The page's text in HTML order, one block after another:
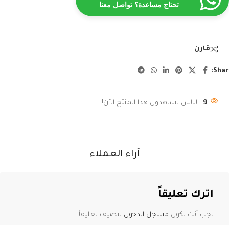
تحتاج مساعدة؟ تواصل معنا
قارن
9 الناس يشاهدون هذا المنتج الآن!
آراء العملاء
اترك تعليقاً
يجب أنت تكون مسجل الدخول لتضيف تعليقاً.